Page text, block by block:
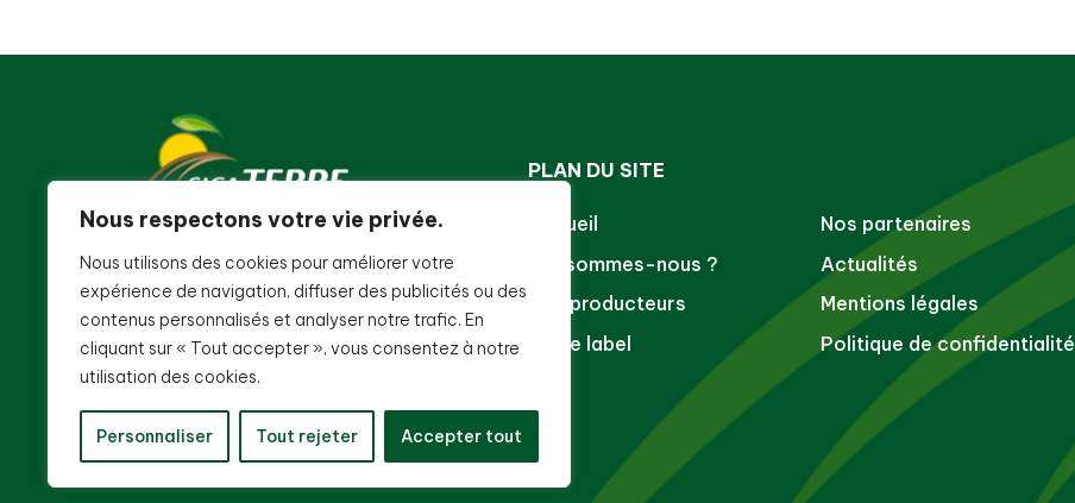
Nous respectons votre vie privée.
Nous utilisons des cookies pour améliorer votre
expérience de navigation, diffuser des publicités ou des
contenus personnalisés et analyser notre trafic. En
cliquant sur « Tout accepter », vous consentez à notre
utilisation des cookies.
Personnaliser Tout rejeter Accepter tout
PLAN DU SITE
Accueil
Nos partenaires
Qui sommes-nous ?
Actualités
Nos producteurs
Mentions légales
Notre label
Politique de confidentialité